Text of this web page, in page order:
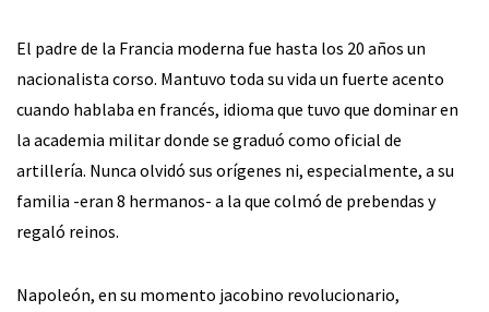
El padre de la Francia moderna fue hasta los 20 años un
nacionalista corso. Mantuvo toda su vida un fuerte acento
cuando hablaba en francés, idioma que tuvo que dominar en
la academia militar donde se graduó como oficial de
artillería. Nunca olvidó sus orígenes ni, especialmente, a su
familia -eran 8 hermanos- a la que colmó de prebendas y
regaló reinos.
Napoleón, en su momento jacobino revolucionario,